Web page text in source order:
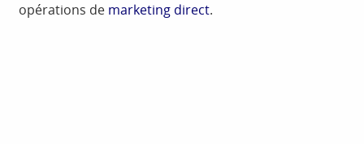
opérations de marketing direct.